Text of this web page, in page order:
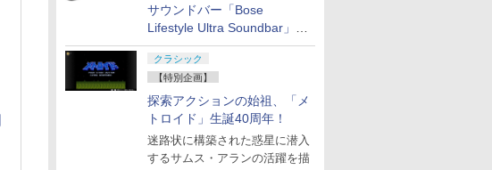
サウンドバー「Bose
Lifestyle Ultra Soundbar」
や、サブウーファー「Bose
Lifestyle Ultra Subwoofer」
などお買い得！
クラシック
【特別企画】
探索アクションの始祖、「メ
トロイド」生誕40周年！
迷路状に構築された惑星に潜入
するサムス・アランの活躍を描